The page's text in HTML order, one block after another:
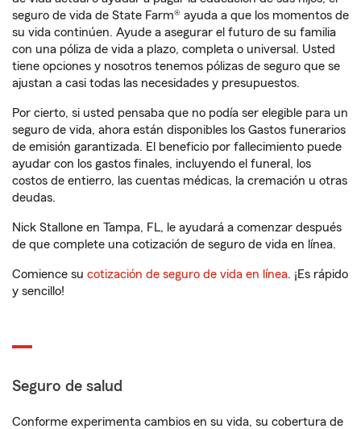
seguro de vida de State Farm® ayuda a que los momentos de
su vida continúen. Ayude a asegurar el futuro de su familia
con una póliza de vida a plazo, completa o universal. Usted
tiene opciones y nosotros tenemos pólizas de seguro que se
ajustan a casi todas las necesidades y presupuestos.
Por cierto, si usted pensaba que no podía ser elegible para un
seguro de vida, ahora están disponibles los Gastos funerarios
de emisión garantizada. El beneficio por fallecimiento puede
ayudar con los gastos finales, incluyendo el funeral, los
costos de entierro, las cuentas médicas, la cremación u otras
deudas.
Nick Stallone en Tampa, FL, le ayudará a comenzar después
de que complete una cotización de seguro de vida en línea.
Comience su cotización de seguro de vida en línea. ¡Es rápido
y sencillo!
Seguro de salud
Conforme experimenta cambios en su vida, su cobertura de